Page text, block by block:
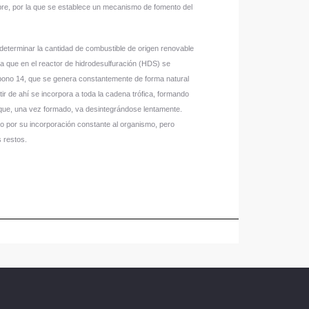
por la que se establece un mecanismo de fomento del
la cantidad de combustible de origen renovable
que en el reactor de hidrodesulfuración (HDS) se
14, que se genera constantemente de forma natural
de ahí se incorpora a toda la cadena trófica, formando
una vez formado, va desintegrándose lentamente.
por su incorporación constante al organismo, pero
restos.